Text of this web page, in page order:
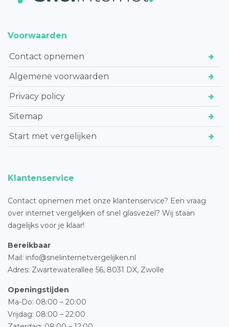
Voorwaarden
Contact opnemen
Algemene voorwaarden
Privacy policy
Sitemap
Start met vergelijken
Klantenservice
Contact opnemen met onze klantenservice? Een vraag
over internet vergelijken of snel glasvezel? Wij staan
dagelijks voor je klaar!
Bereikbaar
Mail: info@snelinternetvergelijken.nl
Adres: Zwartewaterallee 56, 8031 DX, Zwolle
Openingstijden
Ma-Do: 08:00 – 20:00
Vrijdag: 08:00 – 22:00